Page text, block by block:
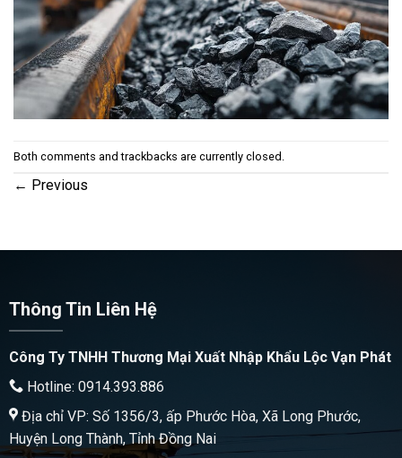
Both comments and trackbacks are currently closed.
← Previous
Thông Tin Liên Hệ
Công Ty TNHH Thương Mại Xuất Nhập Khẩu Lộc Vạn Phát
Hotline: 0914.393.886
Địa chỉ VP: Số 1356/3, ấp Phước Hòa, Xã Long Phước,
Huyện Long Thành, Tỉnh Đồng Nai